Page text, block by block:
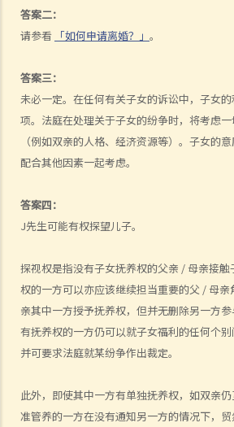
答案二：
请参看 「如何申请离婚？」 。
答案三：
未必一定。在任何有关子女的诉讼中，子女
项。法庭在处理关于子女的纷争时，将考虑
（例如双亲的人格、经济资源等）。子女的
配合其他因素一起考虑。
答案四：
J先生可能有权探望儿子。
探视权是指没有子女抚养权的父亲 / 母亲接
权的一方可以亦应该继续担当重要的父 / 母
亲其中一方授予抚养权，但并无删除另一方
有抚养权的一方仍可以就子女福利的任何个别
并可要求法庭就某纷争作出裁定。
此外，即使其中一方有单独抚养权，如双亲
准管养的一方在没有通知另一方的情况下，
3. 我几年前在内地结婚，但后来丈夫离开了我
香港再结婚了，我有可能干犯重婚罪吗？
5. 我是一名女性，与男朋友同居，并不打算结
会较少吗？
6. 我快将要结婚了。我的父亲很富有，他不大
与未婚夫订立婚姻协议书。甚么是婚姻协议书
7. 婚姻协议具法律效力吗？
同意吗？是否需要任何证据（例如脱氧核醣核
2. 在香港，同性伴侣是否享有与异性伴侣相同
3. 未满18岁的青少年能不顾父母反对整容吗？
4. 与父母职责有关的罪行
5. 体罚与暴力：界限是什么？
A. 由健在的父母委任临时监护人
B. 由法庭委任监护人